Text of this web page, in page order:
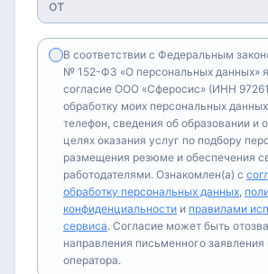
В соответствии с Федеральным
№ 152-ФЗ «О персональных данных»
согласие ООО «Сферосис» (ИНН
обработку моих персональных
телефон, сведения об образовании и
целях оказания услуг по подбору
размещения резюме и обеспечения
работодателями. Ознакомлен(а) с
обработку персональных данных,
конфиденциальности и правилами
сервиса. Согласие может быть
направления письменного заявления
оператора.